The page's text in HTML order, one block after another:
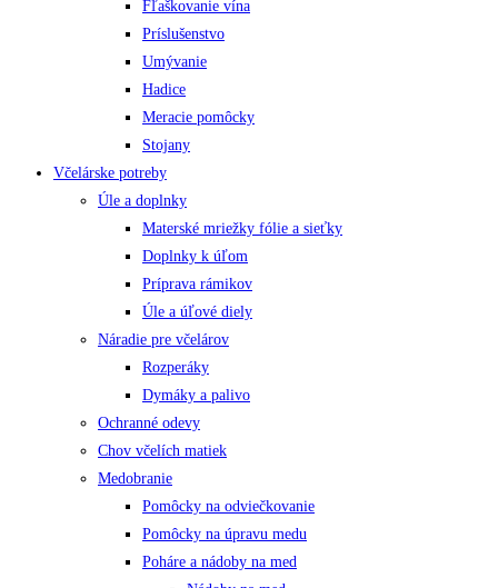
Fľaškovanie vína
Príslušenstvo
Umývanie
Hadice
Meracie pomôcky
Stojany
Včelárske potreby
Úle a doplnky
Materské mriežky fólie a sieťky
Doplnky k úľom
Príprava rámikov
Úle a úľové diely
Náradie pre včelárov
Rozperáky
Dymáky a palivo
Ochranné odevy
Chov včelích matiek
Medobranie
Pomôcky na odviečkovanie
Pomôcky na úpravu medu
Poháre a nádoby na med